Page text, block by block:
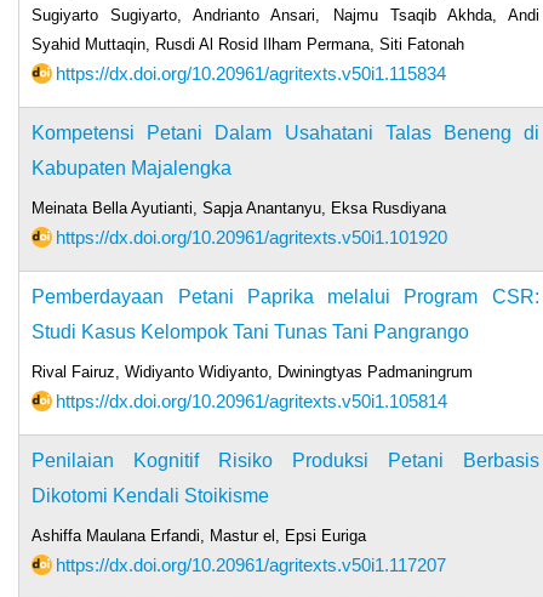
Sugiyarto Sugiyarto, Andrianto Ansari, Najmu Tsaqib Akhda, Andi
Syahid Muttaqin, Rusdi Al Rosid Ilham Permana, Siti Fatonah
https://dx.doi.org/10.20961/agritexts.v50i1.115834
Kompetensi Petani Dalam Usahatani Talas Beneng di
Kabupaten Majalengka
Meinata Bella Ayutianti, Sapja Anantanyu, Eksa Rusdiyana
https://dx.doi.org/10.20961/agritexts.v50i1.101920
Pemberdayaan Petani Paprika melalui Program CSR:
Studi Kasus Kelompok Tani Tunas Tani Pangrango
Rival Fairuz, Widiyanto Widiyanto, Dwiningtyas Padmaningrum
https://dx.doi.org/10.20961/agritexts.v50i1.105814
Penilaian Kognitif Risiko Produksi Petani Berbasis
Dikotomi Kendali Stoikisme
Ashiffa Maulana Erfandi, Mastur el, Epsi Euriga
https://dx.doi.org/10.20961/agritexts.v50i1.117207